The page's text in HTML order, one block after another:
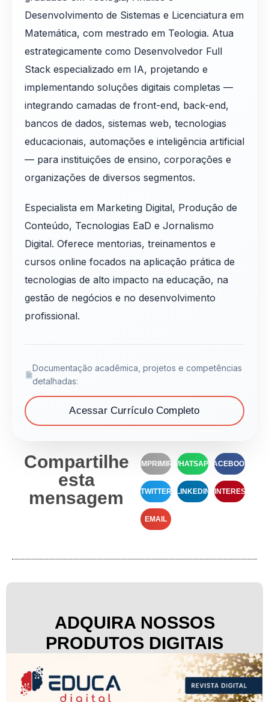
Desenvolvimento de Sistemas e Licenciatura em
Matemática, com mestrado em Teologia. Atua
estrategicamente como Desenvolvedor Full
Stack especializado em IA, projetando e
implementando soluções digitais completas —
integrando camadas de front-end, back-end,
bancos de dados, sistemas web, tecnologias
educacionais, automações e inteligência artificial
— para instituições de ensino, corporações e
organizações de diversos segmentos.
Especialista em Marketing Digital, Produção de
Conteúdo, Tecnologias EaD e Jornalismo
Digital. Oferece mentorias, treinamentos e
cursos online focados na aplicação prática de
tecnologias de alto impacto na educação, na
gestão de negócios e no desenvolvimento
profissional.
Documentação acadêmica, projetos e competências
detalhadas:
Acessar Currículo Completo
Compartilhe
esta
mensagem
IMPRIMIR WHATSAPP FACEBOOK
TWITTER LINKEDIN PINTEREST
EMAIL
ADQUIRA NOSSOS
PRODUTOS DIGITAIS